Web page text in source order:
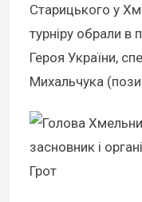
Старицького у
турніру обрали в
Героя України,
Михальчука